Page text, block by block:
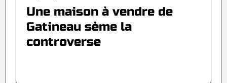
Une maison à vendre de
Gatineau sème la
controverse